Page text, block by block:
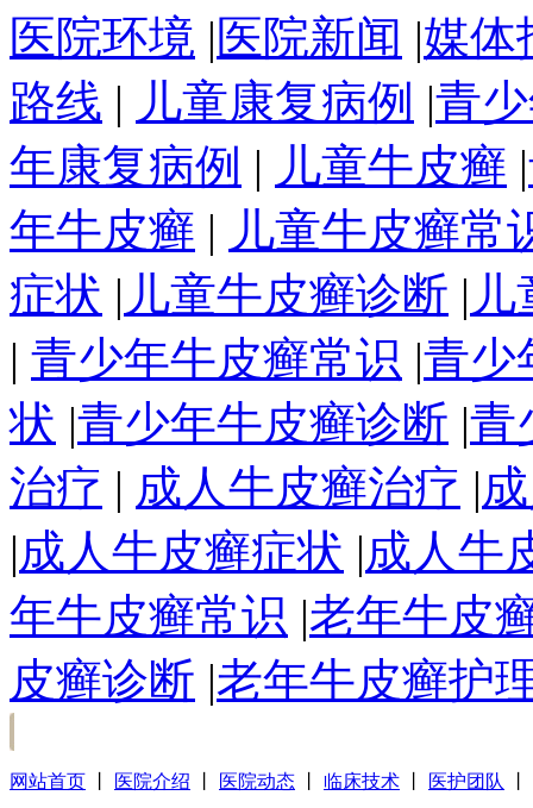
医院环境 |医院新闻 |媒体
路线 | 儿童康复病例 |青
年康复病例 | 儿童牛皮癣 |
年牛皮癣 | 儿童牛皮癣常
症状 | 儿童牛皮癣诊断 |
| 青少年牛皮癣常识 |青少
状 |青少年牛皮癣诊断 |青
治疗 | 成人牛皮癣治疗 |
|成人牛皮癣症状 |成人牛
年牛皮癣常识 |老年牛皮
皮癣诊断 |老年牛皮癣护
网站首页 医院介绍 医院动态 临床技术 医护团队